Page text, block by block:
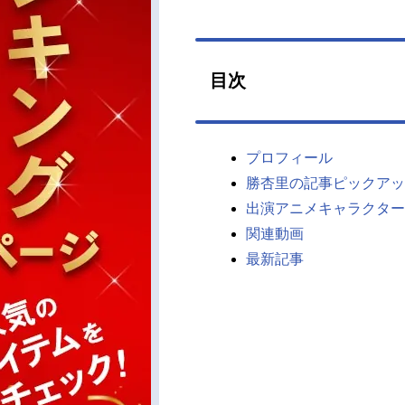
目次
プロフィール
勝杏里の記事ピックア
出演アニメキャラクター
関連動画
最新記事